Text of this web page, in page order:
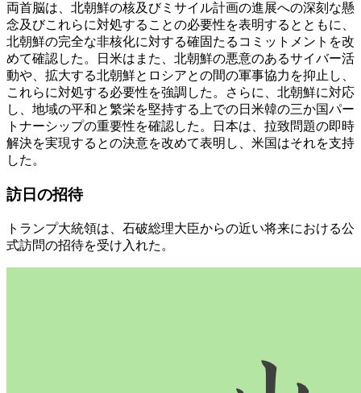
両首脳は、北朝鮮の核及びミサイル計画の進展への深刻な懸
念及びこれらに対処することの必要性を表明するとともに、
北朝鮮の完全な非核化に対する確固たるコミットメントを改
めて確認した。日米はまた、北朝鮮の悪意のあるサイバー活
動や、拡大する北朝鮮とロシアとの間の軍事協力を抑止し、
これらに対処する必要性を強調した。さらに、北朝鮮に対応
し、地域の平和と繁栄を堅持する上での日米韓の三か国パー
トナーシップの重要性を確認した。日本は、拉致問題の即時
解決を実現するとの決意を改めて表明し、米国はそれを支持
した。
訪日の招待
トランプ大統領は、石破総理大臣からの近い将来における公
式訪問の招待を受け入れた。